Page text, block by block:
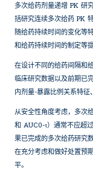
多次给药剂量递增 PK 研
括研究连续多次给药 PK
随给药持续时间的变化等
和给药持续时间的制定等
在设计不同的给药间隔和
临床研究数据以及前期已
内剂量-暴露比例关系特征
从安全性角度考虑，多次
和 AUC0-τ）通常不应超
果已完成的多次给药研究
在充分考虑和做好处置预
平。